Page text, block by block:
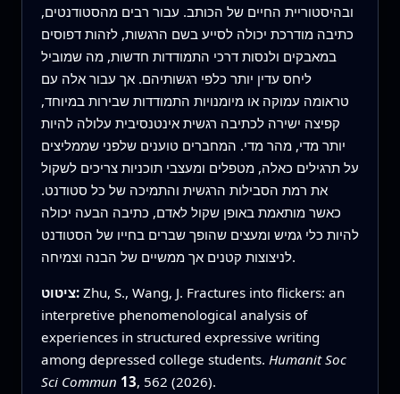
ובהיסטוריית החיים של הכותב. עבור רבים מהסטודנטים,
כתיבה מודרכת יכולה לסייע בשם הרגשות, לזהות דפוסים
במאבקים ולנסות דרכי התמודדות חדשות, מה שמוביל
ליחס עדין יותר כלפי רגשותיהם. אך עבור אלה עם
טראומה עמוקה או מיומנויות התמודדות שבירות במיוחד,
קפיצה ישירה לכתיבה רגשית אינטנסיבית עלולה להיות
יותר מדי, מהר מדי. המחברים טוענים שלפני שממליצים
על תרגילים כאלה, מטפלים ומעצבי תוכניות צריכים לשקול
את רמת הסבילות הרגשית והתמיכה של כל סטודנט.
כאשר מותאמת באופן שקול לאדם, כתיבה הבעה יכולה
להיות כלי גמיש ומעצים שהופך שברים בחייו של הסטודנט
לניצוצות קטנים אך ממשיים של הבנה וצמיחה.
ציטוט: Zhu, S., Wang, J. Fractures into flickers: an
interpretive phenomenological analysis of
experiences in structured expressive writing
among depressed college students. Humanit Soc
Sci Commun 13, 562 (2026).